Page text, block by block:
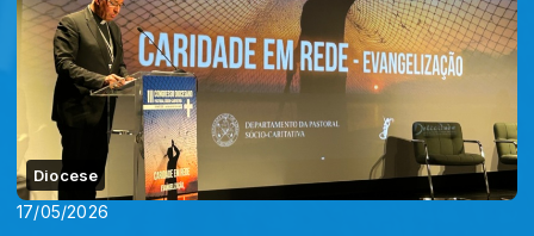
Diocese
17/05/2026